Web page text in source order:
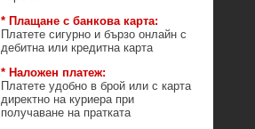
* Плащане с банкова карта:
Платете сигурно и бързо онлайн с
дебитна или кредитна карта
* Наложен платеж:
Платете удобно в брой или с карта
директно на куриера при
получаване на пратката